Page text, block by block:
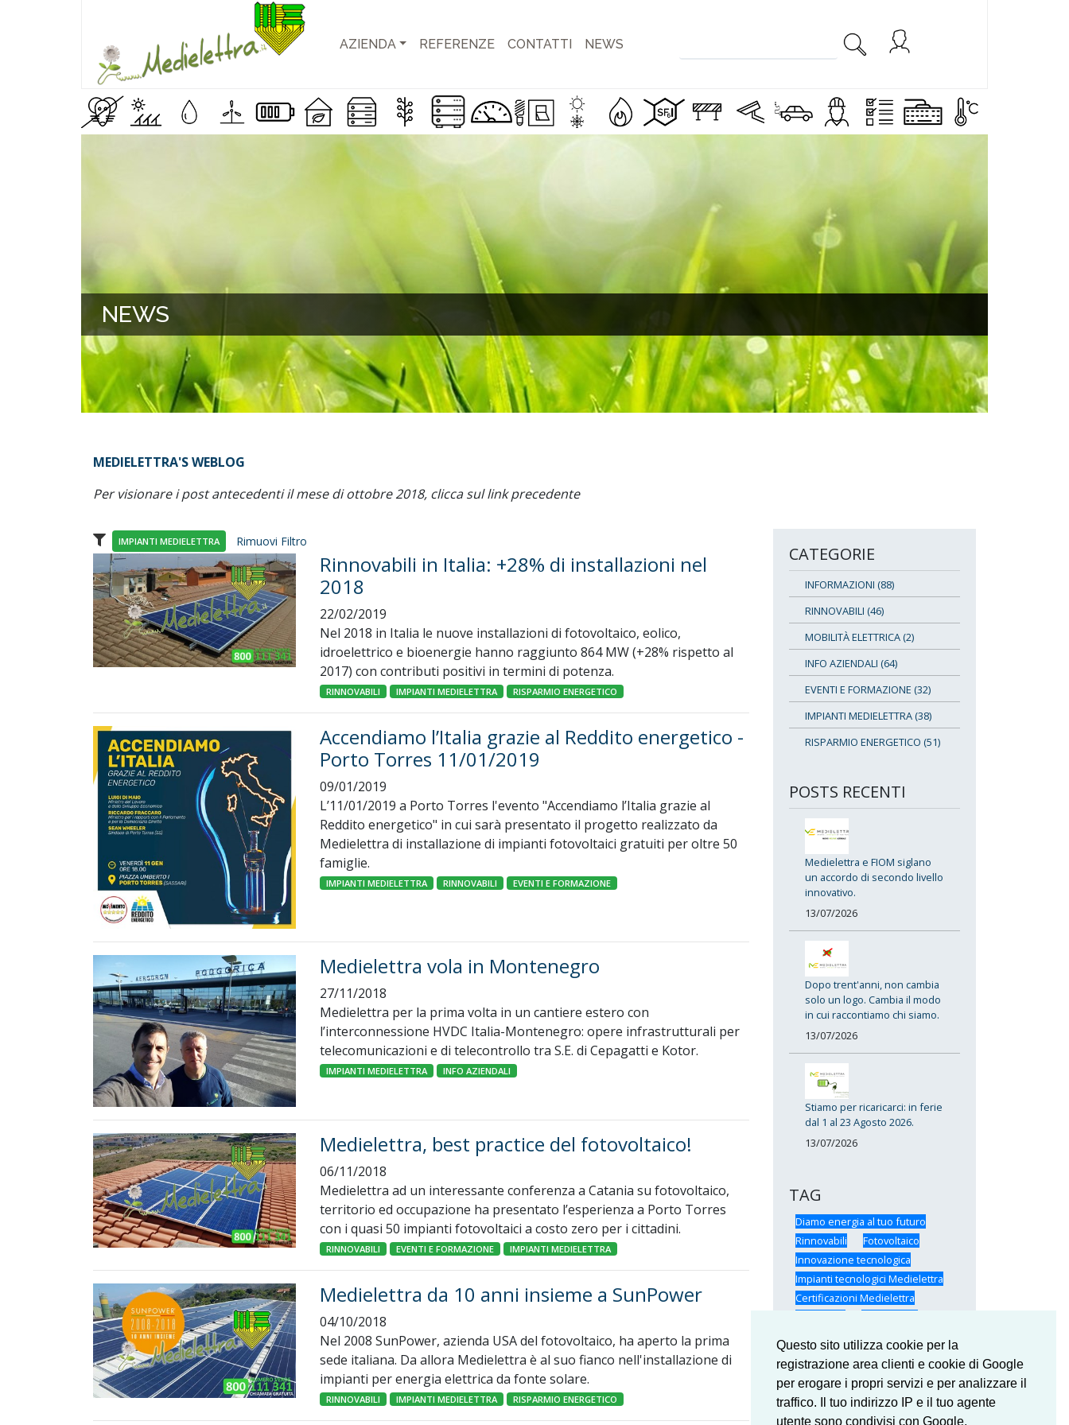
Questo sito utilizza cookie per la
registrazione area clienti e cookie di Google
per erogare i propri servizi e per analizzare il
traffico. Il tuo indirizzo IP e il tuo agente
utente sono condivisi con Google,
AZIENDA REFERENZE CONTATTI NEWS
NEWS
MEDIELETTRA'S WEBLOG
Per visionare i post antecedenti il mese di ottobre 2018, clicca sul link precedente
IMPIANTI MEDIELETTRA Rimuovi Filtro
Rinnovabili in Italia: +28% di installazioni nel
2018
22/02/2019
Nel 2018 in Italia le nuove installazioni di fotovoltaico, eolico,
idroelettrico e bioenergie hanno raggiunto 864 MW (+28% rispetto al
2017) con contributi positivi in termini di potenza.
RINNOVABILI IMPIANTI MEDIELETTRA RISPARMIO ENERGETICO
Accendiamo l’Italia grazie al Reddito energetico -
Porto Torres 11/01/2019
09/01/2019
L’11/01/2019 a Porto Torres l'evento "Accendiamo l’Italia grazie al
Reddito energetico" in cui sarà presentato il progetto realizzato da
Medielettra di installazione di impianti fotovoltaici gratuiti per oltre 50
famiglie.
IMPIANTI MEDIELETTRA RINNOVABILI EVENTI E FORMAZIONE
Medielettra vola in Montenegro
27/11/2018
Medielettra per la prima volta in un cantiere estero con
l’interconnessione HVDC Italia-Montenegro: opere infrastrutturali per
telecomunicazioni e di telecontrollo tra S.E. di Cepagatti e Kotor.
IMPIANTI MEDIELETTRA INFO AZIENDALI
Medielettra, best practice del fotovoltaico!
06/11/2018
Medielettra ad un interessante conferenza a Catania su fotovoltaico,
territorio ed occupazione ha presentato l’esperienza a Porto Torres
con i quasi 50 impianti fotovoltaici a costo zero per i cittadini.
RINNOVABILI EVENTI E FORMAZIONE IMPIANTI MEDIELETTRA
Medielettra da 10 anni insieme a SunPower
04/10/2018
Nel 2008 SunPower, azienda USA del fotovoltaico, ha aperto la prima
sede italiana. Da allora Medielettra è al suo fianco nell'installazione di
impianti per energia elettrica da fonte solare.
RINNOVABILI IMPIANTI MEDIELETTRA RISPARMIO ENERGETICO
CATEGORIE
INFORMAZIONI (88)
RINNOVABILI (46)
MOBILITÀ ELETTRICA (2)
INFO AZIENDALI (64)
EVENTI E FORMAZIONE (32)
IMPIANTI MEDIELETTRA (38)
RISPARMIO ENERGETICO (51)
POSTS RECENTI
Medielettra e FIOM siglano
un accordo di secondo livello
innovativo.
13/07/2026
Dopo trent'anni, non cambia
solo un logo. Cambia il modo
in cui raccontiamo chi siamo.
13/07/2026
Stiamo per ricaricarci: in ferie
dal 1 al 23 Agosto 2026.
13/07/2026
TAG
Diamo energia al tuo futuro
Rinnovabili
Fotovoltaico
Innovazione tecnologica
Impianti tecnologici Medielettra
Certificazioni Medielettra